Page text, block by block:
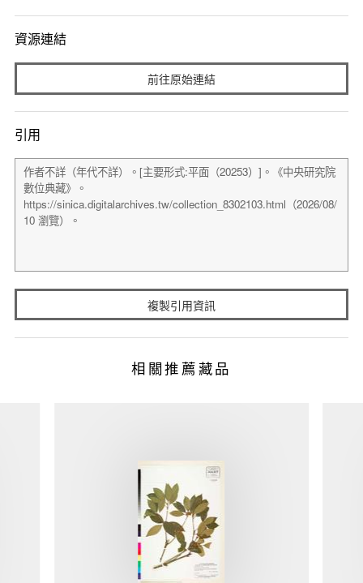
資源連結
前往原始連結
引用
複製引用資訊
相關推薦藏品